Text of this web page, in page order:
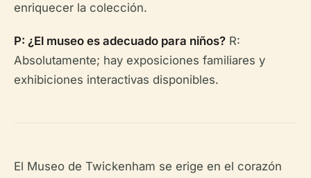
enriquecer la colección.
P: ¿El museo es adecuado para niños? R:
Absolutamente; hay exposiciones familiares y
exhibiciones interactivas disponibles.
El Museo de Twickenham se erige en el corazón